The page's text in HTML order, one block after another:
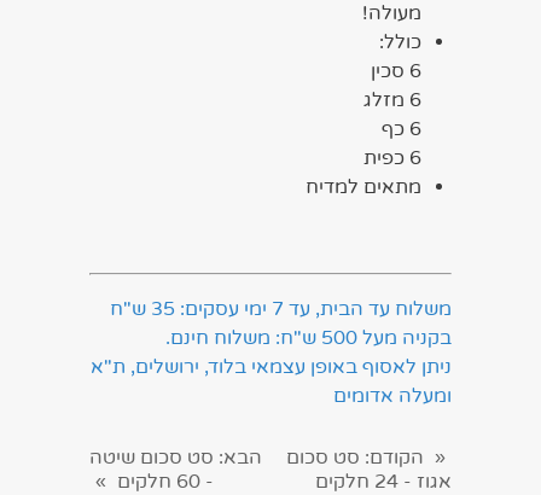
מעולה!
כולל:
6 סכין
6 מזלג
6 כף
6 כפית
מתאים למדיח
משלוח עד הבית, עד 7 ימי עסקים: 35 ש"ח
בקניה מעל 500 ש"ח: משלוח חינם.
ניתן לאסוף באופן עצמאי בלוד, ירושלים, ת"א
ומעלה אדומים
« הקודם: סט סכום
אגוז - 24 חלקים
הבא: סט סכום שיטה
- 60 חלקים
»